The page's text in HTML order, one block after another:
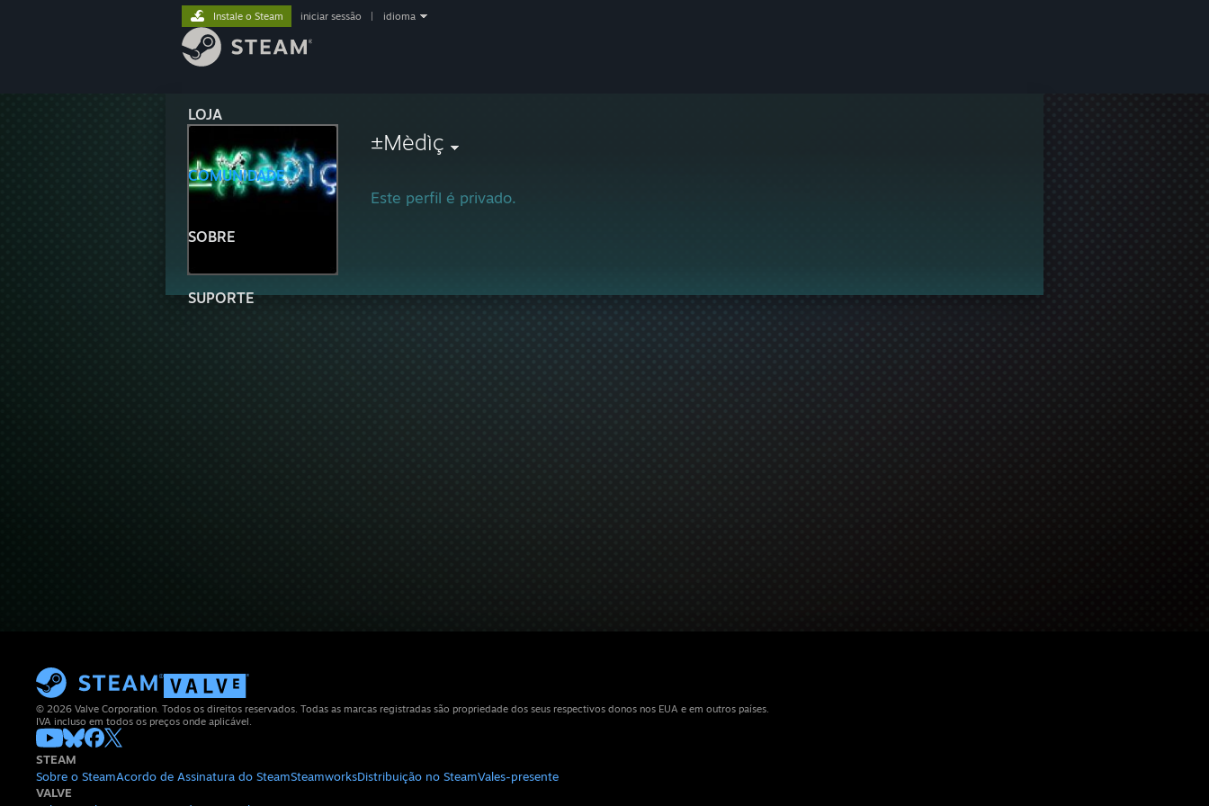
LOJA
COMUNIDADE
SOBRE
SUPORTE
Instale o Steam iniciar sessão idioma
±Mèdìç
Este perfil é privado.
© 2026 Valve Corporation. Todos os direitos reservados. Todas as marcas registradas são propriedade dos seus respectivos donos nos EUA e em outros países.
IVA incluso em todos os preços onde aplicável.
STEAM
Sobre o SteamAcordo de Assinatura do SteamSteamworksDistribuição no SteamVales-presente
VALVE